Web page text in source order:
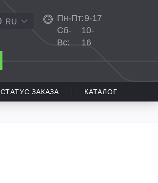
RU Пн-Пт:9-17
Сб-
Вс:
10-
16
СТАТУС ЗАКАЗА КАТАЛОГ